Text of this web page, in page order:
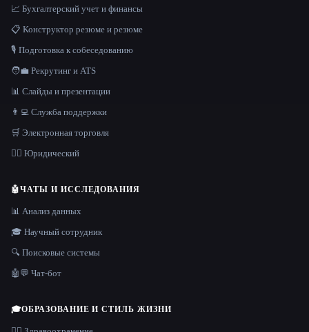
📈 Бухгалтерский учет и финансы
📋 Конструктор резюме и резюме
🎙️ Подготовка к собеседованию
🧑‍💼 Рекрутинг и ATS
📊 Слайды и презентации
👨‍💻 Служба поддержки
🛒 Электронная торговля
👩‍⚖️ Юридический
🤖ЧАТЫ И ИССЛЕДОВАНИЯ
📊 Анализ данных
🎓 Научный сотрудник
🔍 Поисковые системы
🤖💬 Чат-бот
🎓ОБРАЗОВАНИЕ И СТИЛЬ ЖИЗНИ